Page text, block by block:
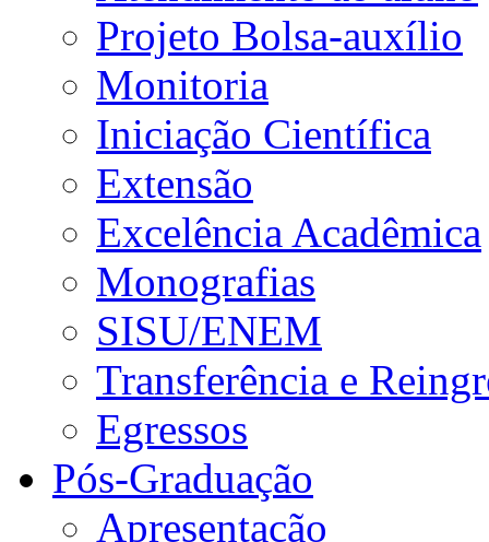
Projeto Bolsa-auxílio
Monitoria
Iniciação Científica
Extensão
Excelência Acadêmica
Monografias
SISU/ENEM
Transferência e
Egressos
Pós-Graduação
Apresentação